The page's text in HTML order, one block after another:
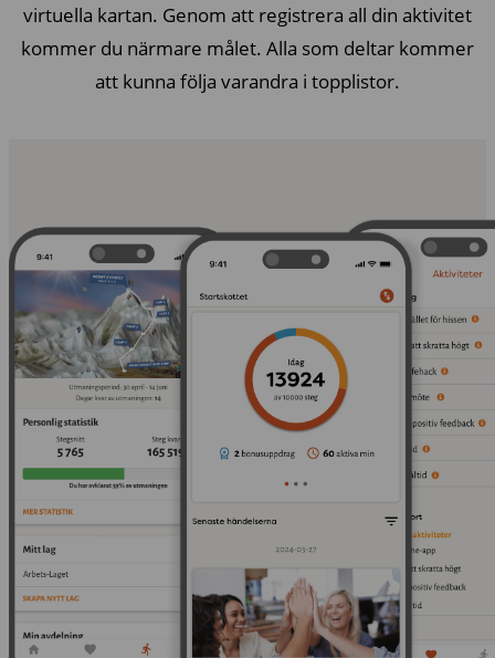
virtuella kartan. Genom att registrera all din aktivitet
kommer du närmare målet. Alla som deltar kommer
att kunna följa varandra i topplistor.